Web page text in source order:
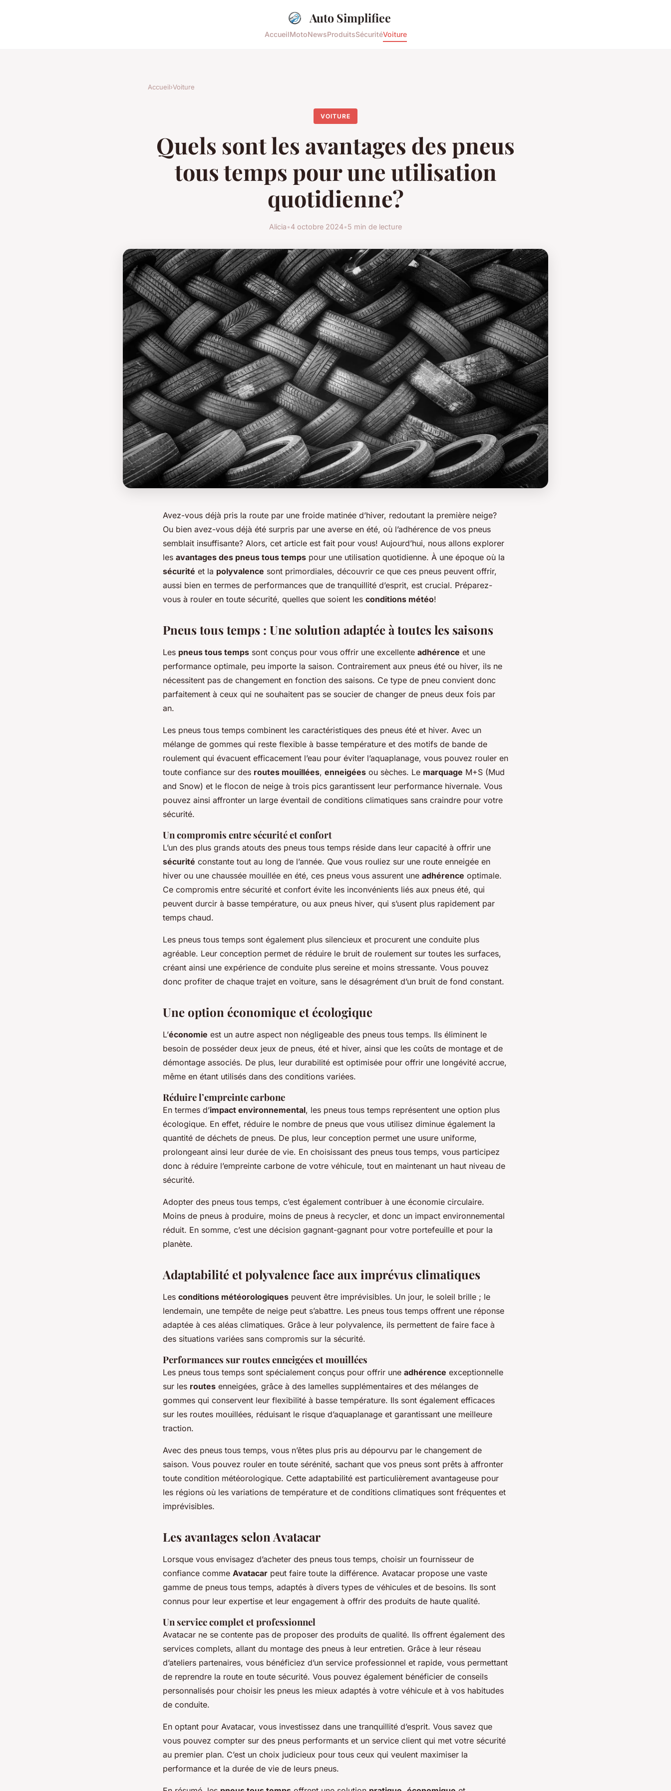
Auto Simplifiee
AccueilMotoNewsProduitsSécuritéVoiture
Accueil›Voiture
VOITURE
Quels sont les avantages des pneus
tous temps pour une utilisation
quotidienne?
Alicia•4 octobre 2024•5 min de lecture
Avez-vous déjà pris la route par une froide matinée d’hiver, redoutant la première neige?
Ou bien avez-vous déjà été surpris par une averse en été, où l’adhérence de vos pneus
semblait insuffisante? Alors, cet article est fait pour vous! Aujourd’hui, nous allons explorer
les avantages des pneus tous temps pour une utilisation quotidienne. À une époque où la
sécurité et la polyvalence sont primordiales, découvrir ce que ces pneus peuvent offrir,
aussi bien en termes de performances que de tranquillité d’esprit, est crucial. Préparez-
vous à rouler en toute sécurité, quelles que soient les conditions météo!
Pneus tous temps : Une solution adaptée à toutes les saisons
Les pneus tous temps sont conçus pour vous offrir une excellente adhérence et une
performance optimale, peu importe la saison. Contrairement aux pneus été ou hiver, ils ne
nécessitent pas de changement en fonction des saisons. Ce type de pneu convient donc
parfaitement à ceux qui ne souhaitent pas se soucier de changer de pneus deux fois par
an.
Les pneus tous temps combinent les caractéristiques des pneus été et hiver. Avec un
mélange de gommes qui reste flexible à basse température et des motifs de bande de
roulement qui évacuent efficacement l’eau pour éviter l’aquaplanage, vous pouvez rouler en
toute confiance sur des routes mouillées, enneigées ou sèches. Le marquage M+S (Mud
and Snow) et le flocon de neige à trois pics garantissent leur performance hivernale. Vous
pouvez ainsi affronter un large éventail de conditions climatiques sans craindre pour votre
sécurité.
Un compromis entre sécurité et confort
L’un des plus grands atouts des pneus tous temps réside dans leur capacité à offrir une
sécurité constante tout au long de l’année. Que vous rouliez sur une route enneigée en
hiver ou une chaussée mouillée en été, ces pneus vous assurent une adhérence optimale.
Ce compromis entre sécurité et confort évite les inconvénients liés aux pneus été, qui
peuvent durcir à basse température, ou aux pneus hiver, qui s’usent plus rapidement par
temps chaud.
Les pneus tous temps sont également plus silencieux et procurent une conduite plus
agréable. Leur conception permet de réduire le bruit de roulement sur toutes les surfaces,
créant ainsi une expérience de conduite plus sereine et moins stressante. Vous pouvez
donc profiter de chaque trajet en voiture, sans le désagrément d’un bruit de fond constant.
Une option économique et écologique
L’économie est un autre aspect non négligeable des pneus tous temps. Ils éliminent le
besoin de posséder deux jeux de pneus, été et hiver, ainsi que les coûts de montage et de
démontage associés. De plus, leur durabilité est optimisée pour offrir une longévité accrue,
même en étant utilisés dans des conditions variées.
Réduire l’empreinte carbone
En termes d’impact environnemental, les pneus tous temps représentent une option plus
écologique. En effet, réduire le nombre de pneus que vous utilisez diminue également la
quantité de déchets de pneus. De plus, leur conception permet une usure uniforme,
prolongeant ainsi leur durée de vie. En choisissant des pneus tous temps, vous participez
donc à réduire l’empreinte carbone de votre véhicule, tout en maintenant un haut niveau de
sécurité.
Adopter des pneus tous temps, c’est également contribuer à une économie circulaire.
Moins de pneus à produire, moins de pneus à recycler, et donc un impact environnemental
réduit. En somme, c’est une décision gagnant-gagnant pour votre portefeuille et pour la
planète.
Adaptabilité et polyvalence face aux imprévus climatiques
Les conditions météorologiques peuvent être imprévisibles. Un jour, le soleil brille ; le
lendemain, une tempête de neige peut s’abattre. Les pneus tous temps offrent une réponse
adaptée à ces aléas climatiques. Grâce à leur polyvalence, ils permettent de faire face à
des situations variées sans compromis sur la sécurité.
Performances sur routes enneigées et mouillées
Les pneus tous temps sont spécialement conçus pour offrir une adhérence exceptionnelle
sur les routes enneigées, grâce à des lamelles supplémentaires et des mélanges de
gommes qui conservent leur flexibilité à basse température. Ils sont également efficaces
sur les routes mouillées, réduisant le risque d’aquaplanage et garantissant une meilleure
traction.
Avec des pneus tous temps, vous n’êtes plus pris au dépourvu par le changement de
saison. Vous pouvez rouler en toute sérénité, sachant que vos pneus sont prêts à affronter
toute condition météorologique. Cette adaptabilité est particulièrement avantageuse pour
les régions où les variations de température et de conditions climatiques sont fréquentes et
imprévisibles.
Les avantages selon Avatacar
Lorsque vous envisagez d’acheter des pneus tous temps, choisir un fournisseur de
confiance comme Avatacar peut faire toute la différence. Avatacar propose une vaste
gamme de pneus tous temps, adaptés à divers types de véhicules et de besoins. Ils sont
connus pour leur expertise et leur engagement à offrir des produits de haute qualité.
Un service complet et professionnel
Avatacar ne se contente pas de proposer des produits de qualité. Ils offrent également des
services complets, allant du montage des pneus à leur entretien. Grâce à leur réseau
d’ateliers partenaires, vous bénéficiez d’un service professionnel et rapide, vous permettant
de reprendre la route en toute sécurité. Vous pouvez également bénéficier de conseils
personnalisés pour choisir les pneus les mieux adaptés à votre véhicule et à vos habitudes
de conduite.
En optant pour Avatacar, vous investissez dans une tranquillité d’esprit. Vous savez que
vous pouvez compter sur des pneus performants et un service client qui met votre sécurité
au premier plan. C’est un choix judicieux pour tous ceux qui veulent maximiser la
performance et la durée de vie de leurs pneus.